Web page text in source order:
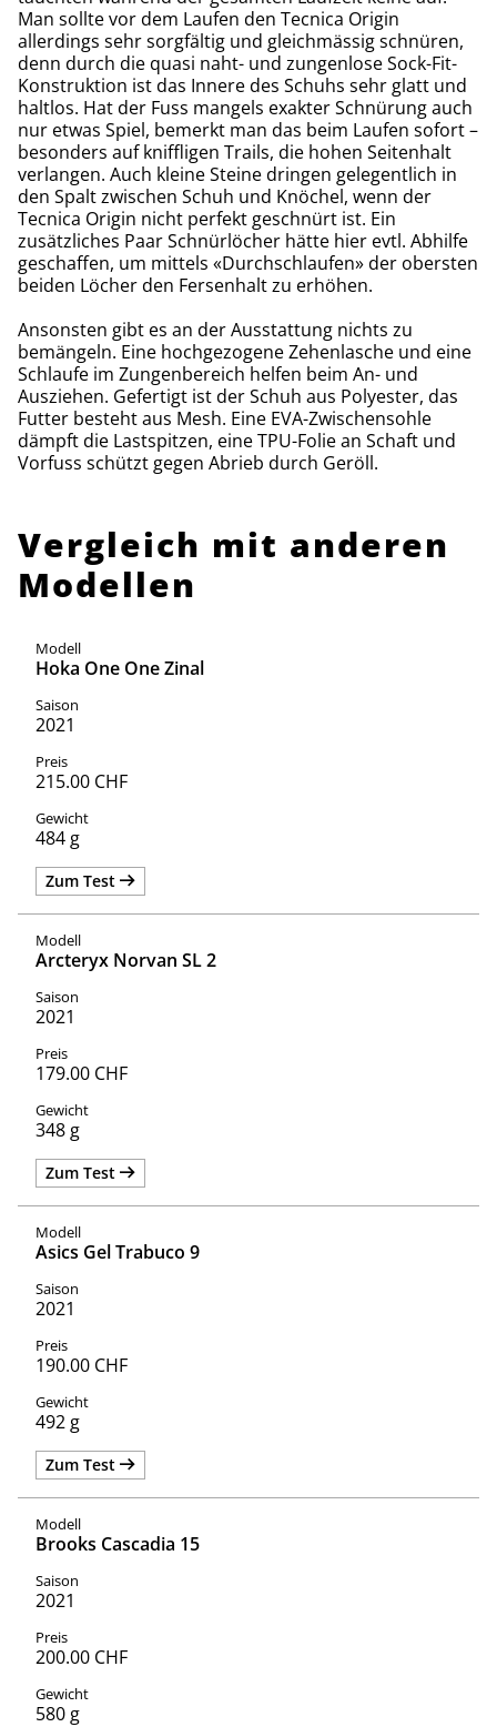
Man sollte vor dem Laufen den Tecnica Origin
allerdings sehr sorgfältig und gleichmässig schnüren,
denn durch die quasi naht- und zungenlose Sock-Fit-
Konstruktion ist das Innere des Schuhs sehr glatt und
haltlos. Hat der Fuss mangels exakter Schnürung auch
nur etwas Spiel, bemerkt man das beim Laufen sofort –
besonders auf kniffligen Trails, die hohen Seitenhalt
verlangen. Auch kleine Steine dringen gelegentlich in
den Spalt zwischen Schuh und Knöchel, wenn der
Tecnica Origin nicht perfekt geschnürt ist. Ein
zusätzliches Paar Schnürlöcher hätte hier evtl. Abhilfe
geschaffen, um mittels «Durchschlaufen» der obersten
beiden Löcher den Fersenhalt zu erhöhen.
Ansonsten gibt es an der Ausstattung nichts zu
bemängeln. Eine hochgezogene Zehenlasche und eine
Schlaufe im Zungenbereich helfen beim An- und
Ausziehen. Gefertigt ist der Schuh aus Polyester, das
Futter besteht aus Mesh. Eine EVA-Zwischensohle
dämpft die Lastspitzen, eine TPU-Folie an Schaft und
Vorfuss schützt gegen Abrieb durch Geröll.
Vergleich mit anderen
Modellen
Hoka One One Zinal
2021
215.00 CHF
484 g
Zum Test
Arcteryx Norvan SL 2
2021
179.00 CHF
348 g
Zum Test
Asics Gel Trabuco 9
2021
190.00 CHF
492 g
Zum Test
Brooks Cascadia 15
2021
200.00 CHF
580 g